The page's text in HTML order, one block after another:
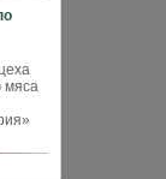
мяса